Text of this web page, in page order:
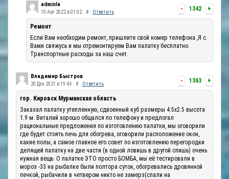
- 1342 +
adminla
10 Авг 2022 в 01:02 # Ответить
Ремонт
Если Вам необходим ремонт, пришлите свой номер телефона ,Я с
Вами свяжусь и мы отремонтируем Вам палатку бесплатно.
Транспортные расходы за наш счет.
- 1363 +
Владимир Быстров
20 Дек 2021 в 19:44 # Ответить
гор. Кировск Мурманская область
Заказал палатку утепленную, сдвоенный куб размеры 4.5х2.5 высота
1.9 м. Виталий хорошо общался по телефону и предлогал
рациональные предложения по изготовлению палатки, мы оговорили
где будет стоять печь для обогрева, оговорили расположение окон,
какие полы, а самое главное его совет по изготовлению перегородки
делящей палатку на две части (в одной ловишь в другой спишь) очень
нужная вещь. О палатке ЭТО просто БОМБА, мы её тестировали в
мороз -33 на рыбалке были полтора суток, обогревались дровянной
печкой, рыбачили в четвером никто не замерз(спали на